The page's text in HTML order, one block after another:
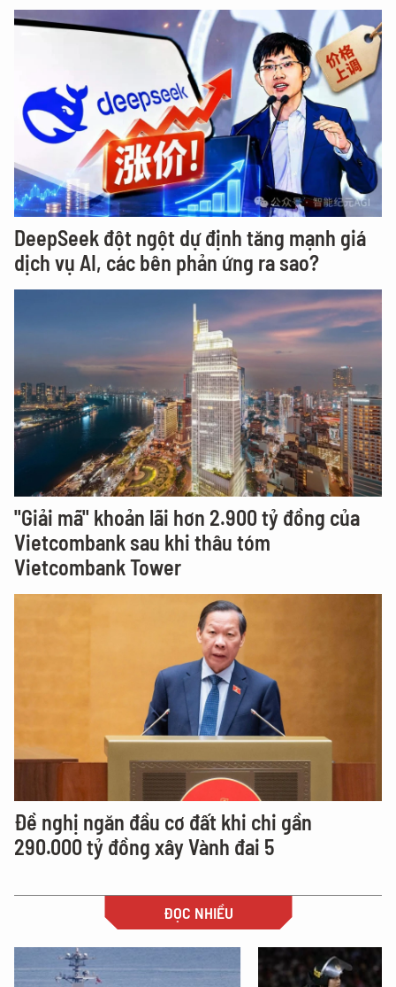
DeepSeek đột ngột dự định tăng mạnh giá
dịch vụ AI, các bên phản ứng ra sao?
"Giải mã" khoản lãi hơn 2.900 tỷ đồng của
Vietcombank sau khi thâu tóm
Vietcombank Tower
Đề nghị ngăn đầu cơ đất khi chi gần
290.000 tỷ đồng xây Vành đai 5
ĐỌC NHIỀU